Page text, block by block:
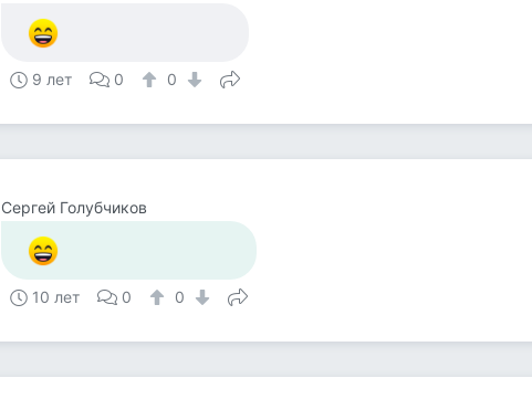
9 лет 0 0
Сергей Голубчиков
10 лет 0 0